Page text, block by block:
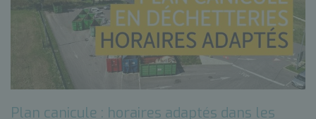
Plan canicule : horaires adaptés dans les